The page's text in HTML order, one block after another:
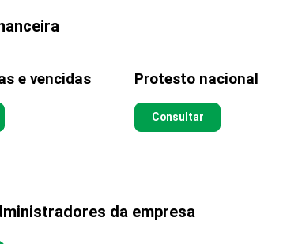
e vencidas Protesto nacional
Consultar
da empresa